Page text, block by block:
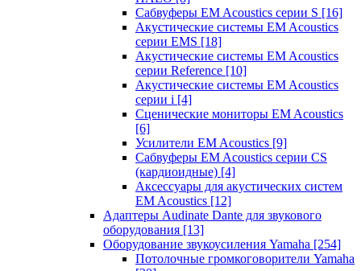
Сабвуферы EM Acoustics серии S [16]
Акустические системы EM Acoustics
серии EMS [18]
Акустические системы EM Acoustics
серии Reference [10]
Акустические системы EM Acoustics
серии i [4]
Сценические мониторы EM Acoustics
[6]
Усилители EM Acoustics [9]
Сабвуферы EM Acoustics серии CS
(кардиоидные) [4]
Аксессуары для акустических систем
EM Acoustics [12]
Адаптеры Audinate Dante для звукового
оборудования [13]
Оборудование звукоусиления Yamaha [254]
Потолочные громкоговорители Yamaha